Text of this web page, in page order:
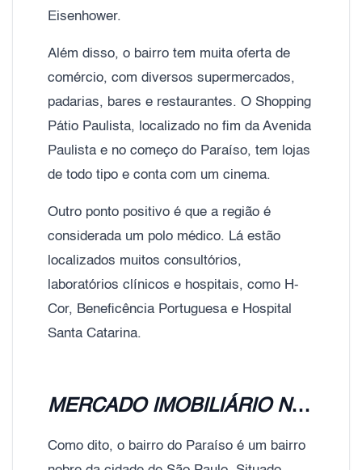
Eisenhower.
Além disso, o bairro tem muita oferta de
comércio, com diversos supermercados,
padarias, bares e restaurantes. O Shopping
Pátio Paulista, localizado no fim da Avenida
Paulista e no começo do Paraíso, tem lojas
de todo tipo e conta com um cinema.
Outro ponto positivo é que a região é
considerada um polo médico. Lá estão
localizados muitos consultórios,
laboratórios clínicos e hospitais, como H-
Cor, Beneficência Portuguesa e Hospital
Santa Catarina.
MERCADO IMOBILIÁRIO NA PARAÍSO
Como dito, o bairro do Paraíso é um bairro